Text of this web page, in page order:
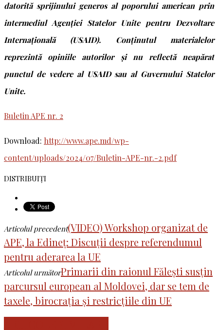
datorită sprijinului generos al poporului american prin
intermediul Agenției Statelor Unite pentru Dezvoltare
Internațională (USAID). Conținutul materialelor
reprezintă opiniile autorilor și nu reflectă neapărat
punctul de vedere al USAID sau al Guvernului Statelor
Unite.
Buletin APE nr. 2
Download: http://www.ape.md/wp-
content/uploads/2024/07/Buletin-APE-nr.-2.pdf
DISTRIBUIȚI
Articolul precedent(VIDEO) Workshop organizat de
APE, la Edineț: Discuții despre referendumul
pentru aderarea la UE
Articolul următorPrimarii din raionul Fălești susțin
parcursul european al Moldovei, dar se tem de
taxele, birocrația și restricțiile din UE